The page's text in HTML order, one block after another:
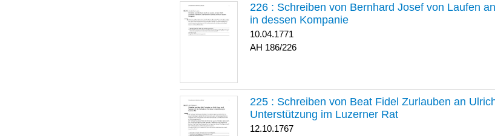
226 : Schreiben von Bernhard Josef von Laufen
in dessen Kompanie
10.04.1771
186/226
225 : Schreiben von Beat Fidel Zurlauben an
Unterstützung im Luzerner Rat
12.10.1767